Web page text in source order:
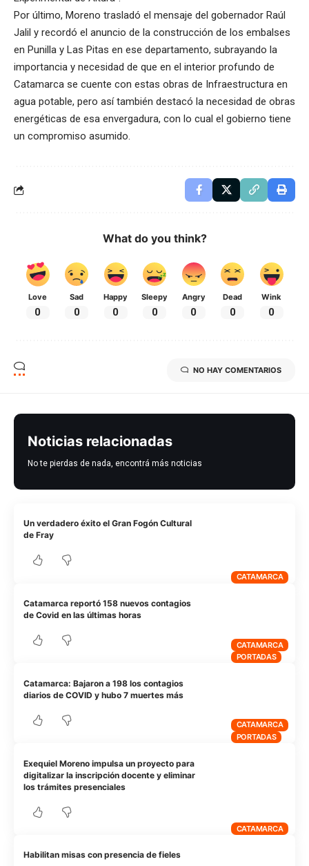
Por último, Moreno trasladó el mensaje del gobernador Raúl
Jalil y recordó el anuncio de la construcción de los embalses
en Punilla y Las Pitas en ese departamento, subrayando la
importancia y necesidad de que en el interior profundo de
Catamarca se cuente con estas obras de Infraestructura en
agua potable, pero así también destacó la necesidad de obras
energéticas de esa envergadura, con lo cual el gobierno tiene
un compromiso asumido.
What do you think?
Love
0
Sad
0
Happy
0
Sleepy
0
Angry
0
Dead
0
Wink
0
NO HAY COMENTARIOS
Noticias relacionadas
No te pierdas de nada, encontrá más noticias
CATAMARCA
Un verdadero éxito el Gran Fogón Cultural
de Fray
CATAMARCA
PORTADAS
Catamarca reportó 158 nuevos contagios
de Covid en las últimas horas
CATAMARCA
PORTADAS
Catamarca: Bajaron a 198 los contagios
diarios de COVID y hubo 7 muertes más
CATAMARCA
Exequiel Moreno impulsa un proyecto para
digitalizar la inscripción docente y eliminar
los trámites presenciales
Habilitan misas con presencia de fieles